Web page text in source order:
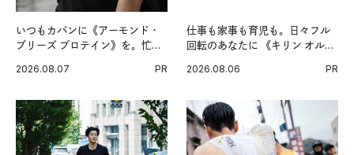
いつもカバンに《アーモンド・
ブリーズ プロテイン》を。忙し
グ習慣。
2026.08.07 PR
仕事も家事も育児も。日々フル
回転のあなたに 《キリン オルニ
2026.08.06 PR